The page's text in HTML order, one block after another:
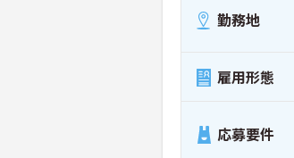
勤務地
雇用形態
応募要件